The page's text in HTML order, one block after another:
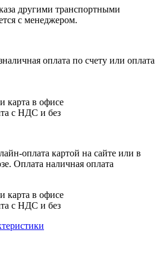
другими транспортными
с менеджером.
оплата по счету или оплата
карта в офисе
с НДС и без
оплата картой на сайте или в
Оплата наличная оплата
карта в офисе
с НДС и без